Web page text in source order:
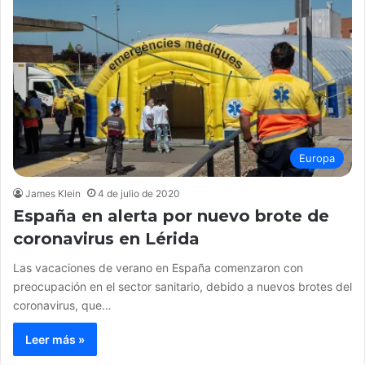
Europa
James Klein 4 de julio de 2020
España en alerta por nuevo brote de
coronavirus en Lérida
Las vacaciones de verano en España comenzaron con
preocupación en el sector sanitario, debido a nuevos brotes del
coronavirus, que…
Leer más »